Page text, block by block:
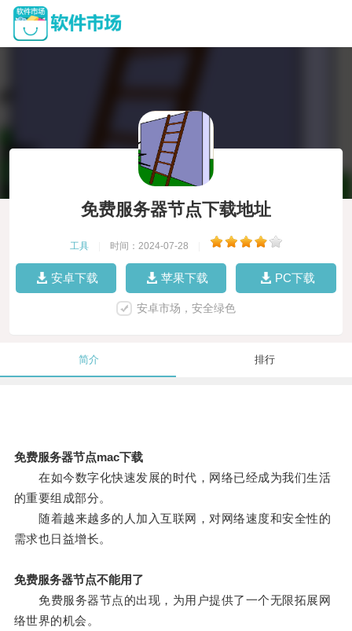
免费服务器节点下载地址
工具 时间：2024-07-28
安卓下载 苹果下载 PC下载
安卓市场，安全绿色
简介 排行
免费服务器节点mac下载
在如今数字化快速发展的时代，网络已经成为我们生活
的重要组成部分。
随着越来越多的人加入互联网，对网络速度和安全性的
需求也日益增长。
免费服务器节点不能用了
免费服务器节点的出现，为用户提供了一个无限拓展网
络世界的机会。